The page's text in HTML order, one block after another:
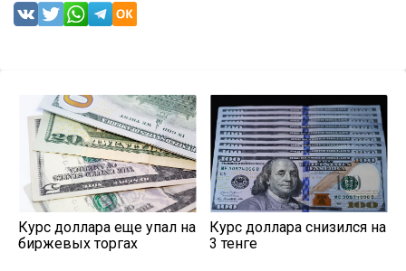
Курс доллара еще упал на
биржевых торгах
Курс доллара снизился на
3 тенге